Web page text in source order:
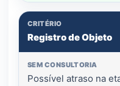
Registro de Objeto
Possível atraso na